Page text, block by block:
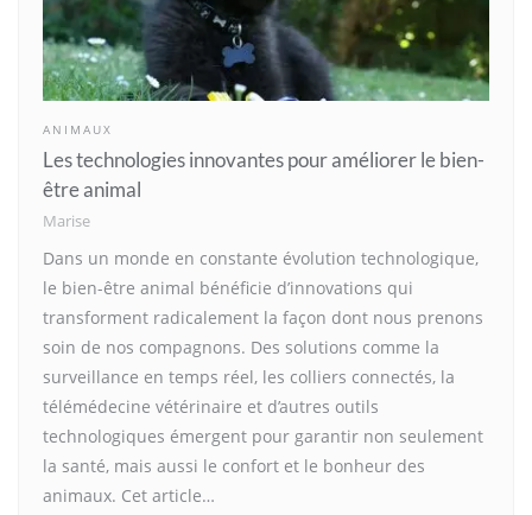
ANIMAUX
Les technologies innovantes pour améliorer le bien-
être animal
Marise
Dans un monde en constante évolution technologique,
le bien-être animal bénéficie d’innovations qui
transforment radicalement la façon dont nous prenons
soin de nos compagnons. Des solutions comme la
surveillance en temps réel, les colliers connectés, la
télémédecine vétérinaire et d’autres outils
technologiques émergent pour garantir non seulement
la santé, mais aussi le confort et le bonheur des
animaux. Cet article…